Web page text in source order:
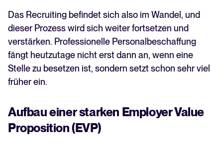
Das Recruiting befindet sich also im Wandel, und
dieser Prozess wird sich weiter fortsetzen und
verstärken. Professionelle Personalbeschaffung
fängt heutzutage nicht erst dann an, wenn eine
Stelle zu besetzen ist, sondern setzt schon sehr viel
früher ein.
Aufbau einer starken Employer Value
Proposition (EVP)